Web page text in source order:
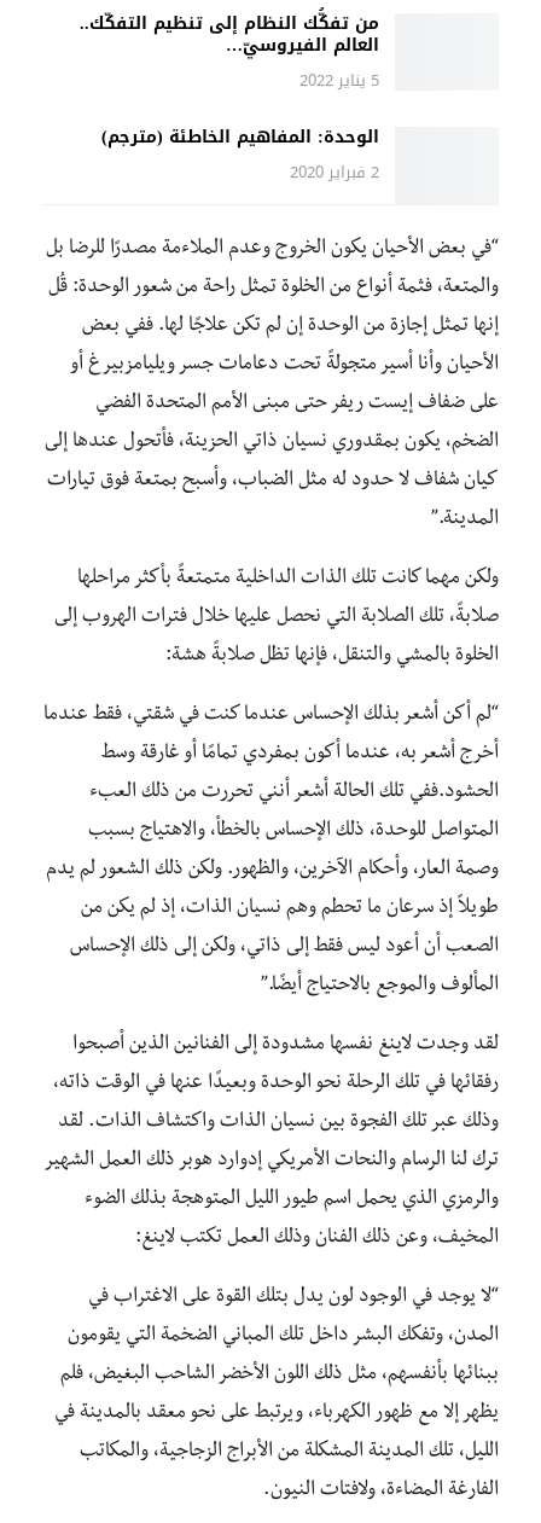
من تفكُّك النظام إلى تنظيم التفكّك..
العالم الفيروسيّ…
5 يناير 2022
الوحدة: المفاهيم الخاطئة (مترجم)
2 فبراير 2020
“في بعض الأحيان يكون الخروج وعدم الملاءمة مصدرًا للرضا بل
والمتعة، فثمة أنواع من الخلوة تمثل راحة من شعور الوحدة: قُل
إنها تمثل إجازة من الوحدة إن لم تكن علاجًا لها. ففي بعض
الأحيان وأنا أسير متجولةً تحت دعامات جسر ويليامزبيرغ أو
على ضفاف إيست ريفر حتى مبنى الأمم المتحدة الفضي
الضخم، يكون بمقدوري نسيان ذاتي الحزينة، فأتحول عندها إلى
كيان شفاف لا حدود له مثل الضباب، وأسبح بمتعة فوق تيارات
المدينة.”
ولكن مهما كانت تلك الذات الداخلية متمتعةً بأكثر مراحلها
صلابةً، تلك الصلابة التي نحصل عليها خلال فترات الهروب إلى
الخلوة بالمشي والتنقل، فإنها تظل صلابة هشة:
“لم أكن أشعر بذلك الإحساس عندما كنت في شقتي، فقط عندما
أخرج أشعر به، عندما أكون بمفردي تمامًا أو غارقة وسط
الحشود.ففي تلك الحالة أشعر أنني تحررت من ذلك العبء
المتواصل للوحدة، ذلك الإحساس بالخطأ، والاهتياج بسبب
وصمة العار، وأحكام الآخرين، والظهور. ولكن ذلك الشعور لم يدم
طويلاً إذ سرعان ما تحطم وهم نسيان الذات، إذ لم يكن من
الصعب أن أعود ليس فقط إلى ذاتي، ولكن إلى ذلك الإحساس
المألوف والموجع بالاحتياج أيضًا.”
لقد وجدت لاينغ نفسها مشدودة إلى الفنانين الذين أصبحوا
رفقائها في تلك الرحلة نحو الوحدة وبعيدًا عنها في الوقت ذاته،
وذلك عبر تلك الفجوة بين نسيان الذات واكتشاف الذات. لقد
ترك لنا الرسام والنحات الأمريكي إدوارد هوبر ذلك العمل الشهير
والرمزي الذي يحمل اسم طيور الليل المتوهجة بذلك الضوء
المخيف، وعن ذلك الفنان وذلك العمل تكتب لاينغ:
“لا يوجد في الوجود لون يدل بتلك القوة على الاغتراب في
المدن، وتفكك البشر داخل تلك المباني الضخمة التي يقومون
ببنائها بأنفسهم، مثل ذلك اللون الأخضر الشاحب البغيض، فلم
يظهر إلا مع ظهور الكهرباء، ويرتبط على نحو معقد بالمدينة في
الليل، تلك المدينة المشكلة من الأبراج الزجاجية، والمكاتب
الفارغة المضاءة، ولافتات النيون.